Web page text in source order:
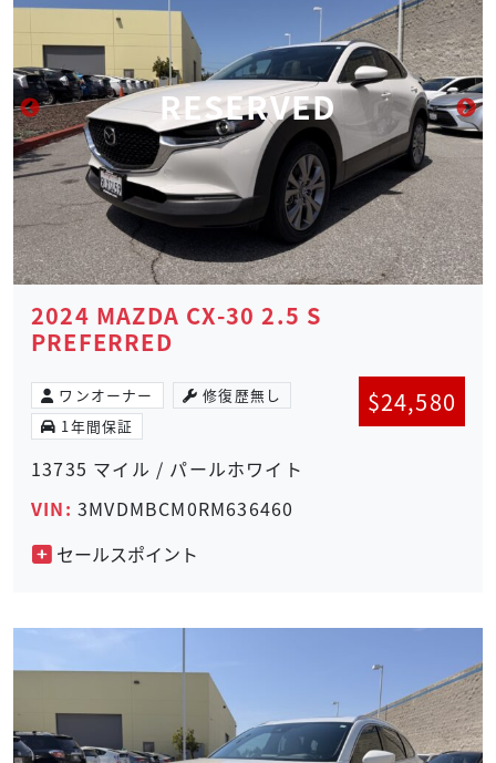
RESERVED
2024 MAZDA CX-30 2.5 S
PREFERRED
ワンオーナー
修復歴無し
1年間保証
$24,580
13735 マイル / パールホワイト
VIN: 3MVDMBCM0RM636460
セールスポイント